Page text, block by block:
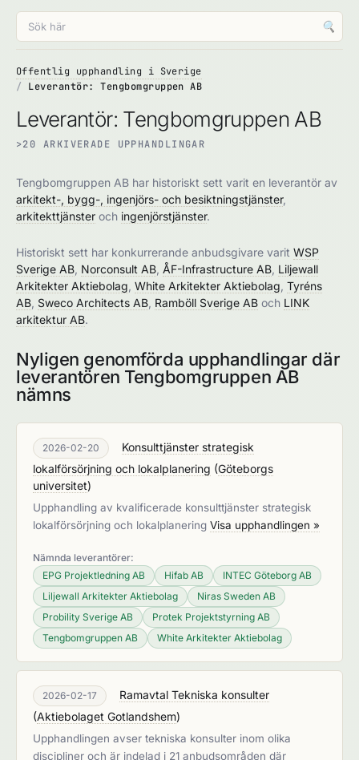
🔍
Offentlig upphandling i Sverige
Leverantör: Tengbomgruppen AB
Leverantör: Tengbomgruppen AB
>20 ARKIVERADE UPPHANDLINGAR
Tengbomgruppen AB har historiskt sett varit en leverantör av
arkitekt-, bygg-, ingenjörs- och besiktningstjänster,
arkitekttjänster och ingenjörstjänster.
Historiskt sett har konkurrerande anbudsgivare varit WSP
Sverige AB Norconsult AB ÅF-Infrastructure AB Liljewall
Arkitekter Aktiebolag White Arkitekter Aktiebolag Tyréns
AB Sweco Architects AB Ramböll Sverige AB och LINK
arkitektur AB.
Nyligen genomförda upphandlingar där
leverantören Tengbomgruppen AB
nämns
2026-02-20
Konsulttjänster strategisk
lokalförsörjning och lokalplanering (Göteborgs
universitet)
Upphandling av kvalificerade konsulttjänster strategisk
lokalförsörjning och lokalplanering Visa upphandlingen »
Nämnda leverantörer:
EPG Projektledning AB
Hifab AB
INTEC Göteborg AB
Liljewall Arkitekter Aktiebolag
Niras Sweden AB
Probility Sverige AB
Protek Projektstyrning AB
Tengbomgruppen AB
White Arkitekter Aktiebolag
2026-02-17
Ramavtal Tekniska konsulter
(Aktiebolaget Gotlandshem)
Upphandlingen avser tekniska konsulter inom olika
discipliner och är indelad i 21 anbudsområden där